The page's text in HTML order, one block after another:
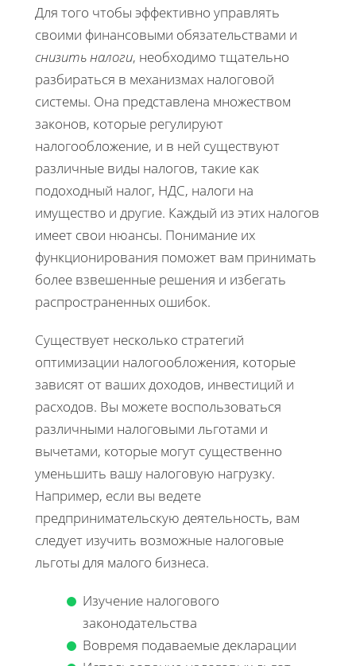
Для того чтобы эффективно управлять
своими финансовыми обязательствами и
снизить налоги, необходимо тщательно
разбираться в механизмах налоговой
системы. Она представлена множеством
законов, которые регулируют
налогообложение, и в ней существуют
различные виды налогов, такие как
подоходный налог, НДС, налоги на
имущество и другие. Каждый из этих налогов
имеет свои нюансы. Понимание их
функционирования поможет вам принимать
более взвешенные решения и избегать
распространенных ошибок.
Существует несколько стратегий
оптимизации налогообложения, которые
зависят от ваших доходов, инвестиций и
расходов. Вы можете воспользоваться
различными налоговыми льготами и
вычетами, которые могут существенно
уменьшить вашу налоговую нагрузку.
Например, если вы ведете
предпринимательскую деятельность, вам
следует изучить возможные налоговые
льготы для малого бизнеса.
Изучение налогового
законодательства
Вовремя подаваемые декларации